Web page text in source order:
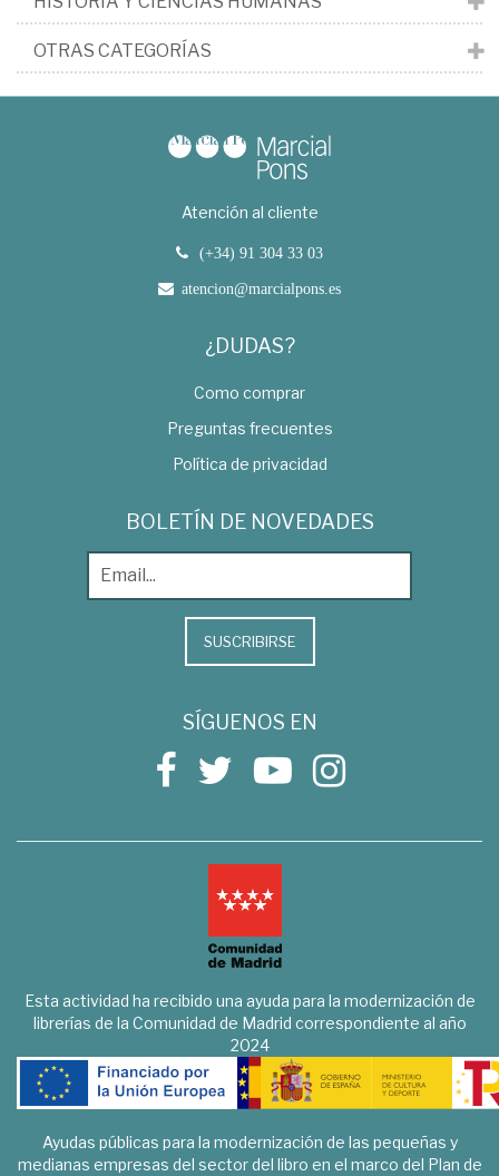
OTRAS CATEGORÍAS
Atención al cliente
(+34) 91 304 33 03
atencion@marcialpons.es
¿DUDAS?
Como comprar
Preguntas frecuentes
Política de privacidad
BOLETÍN DE NOVEDADES
SUSCRIBIRSE
SÍGUENOS EN
Esta actividad ha recibido una ayuda para la modernización de
librerías de la Comunidad de Madrid correspondiente al año
2024
Ayudas públicas para la modernización de las pequeñas y
medianas empresas del sector del libro en el marco del Plan de